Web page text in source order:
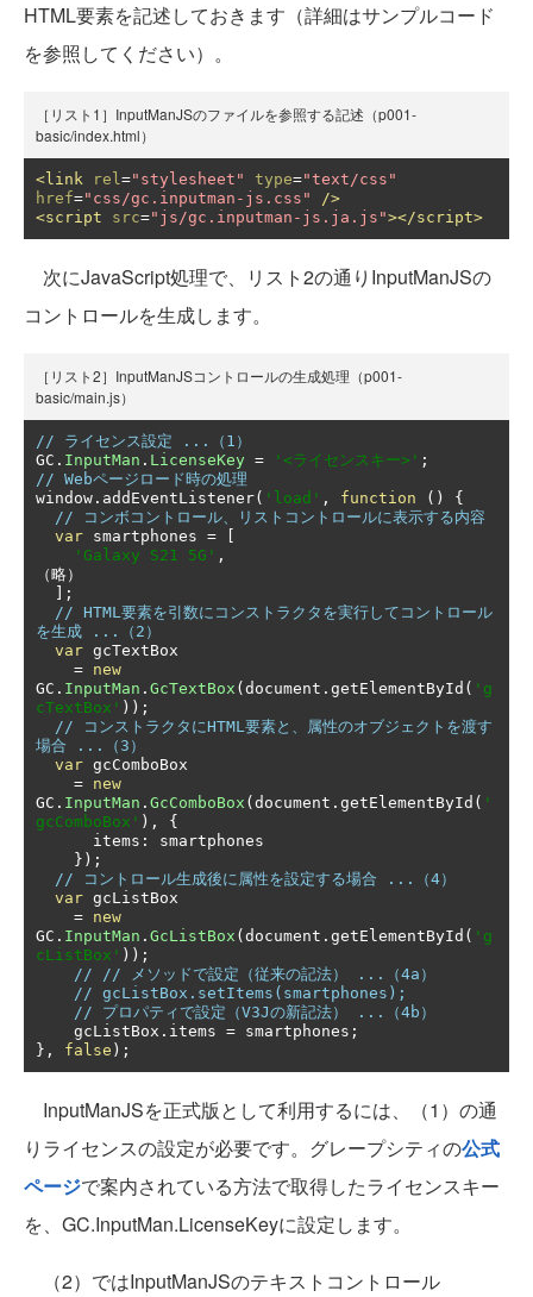
HTML要素を記述しておきます（詳細はサンプルコード
を参照してください）。
［リスト1］InputManJSのファイルを参照する記述（p001-
basic/index.html）
<link rel="stylesheet" type="text/css"
href="css/gc.inputman-js.css"
/>
<script
src="js/gc.inputman-js.ja.js"></script>
次にJavaScript処理で、リスト2の通りInputManJSの
コントロールを生成します。
［リスト2］InputManJSコントロールの生成処理（p001-
basic/main.js）
// ライセンス設定 ...（1）
GC . InputMan . LicenseKey = '<ライセンスキー>' ;
// Webページロード時の処理
window . addEventListener( 'load' , function ()
{
// コンボコントロール、リストコントロールに表示する内容
var smartphones =
'Galaxy S21 5G' ,
（略）
];
// HTML要素を引数にコンストラクタを実行してコントロール
を生成 ...（2）
var gcTextBox
= new
GC . InputMan . GcTextBox ( document . getElementById ( 'g
cTextBox' ));
// コンストラクタにHTML要素と、属性のオブジェクトを渡す
場合 ...（3）
var gcComboBox
= new
GC . InputMan . GcComboBox ( document . getElementById ( '
gcComboBox' ),
{
      items
:
smartphones
});
// コントロール生成後に属性を設定する場合 ...（4）
var gcListBox
= new
GC . InputMan . GcListBox ( document . getElementById ( 'g
cListBox' ));
// // メソッドで設定（従来の記法） ...（4a）
// gcListBox.setItems(smartphones);
// プロパティで設定（V3Jの新記法） ...（4b）
    gcListBox
. items = smartphones ;
},
false );
InputManJSを正式版として利用するには、（1）の通
りライセンスの設定が必要です。グレープシティの公式
ページで案内されている方法で取得したライセンスキー
を、GC.InputMan.LicenseKeyに設定します。
（2）ではInputManJSのテキストコントロール